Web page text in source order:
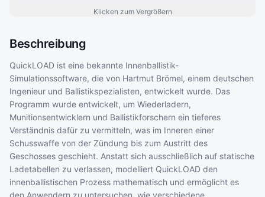
Klicken zum Vergrößern
Beschreibung
QuickLOAD ist eine bekannte Innenballistik-
Simulationssoftware, die von Hartmut Brömel, einem deutschen
Ingenieur und Ballistikspezialisten, entwickelt wurde. Das
Programm wurde entwickelt, um Wiederladern,
Munitionsentwicklern und Ballistikforschern ein tieferes
Verständnis dafür zu vermitteln, was im Inneren einer
Schusswaffe von der Zündung bis zum Austritt des
Geschosses geschieht. Anstatt sich ausschließlich auf statische
Ladetabellen zu verlassen, modelliert QuickLOAD den
innenballistischen Prozess mathematisch und ermöglicht es
den Anwendern zu untersuchen, wie verschiedene